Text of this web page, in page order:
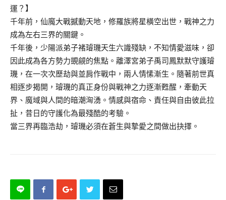
運？】
千年前，仙魔大戰撼動天地，修羅族將星橫空出世，戰神之力
成為左右三界的關鍵。
千年後，少陽派弟子褚璿璣天生六識殘缺，不知情愛滋味，卻
因此成為各方勢力覬覦的焦點。離澤宮弟子禹司鳳默默守護璿
璣，在一次次歷劫與並肩作戰中，兩人情愫漸生。隨著前世真
相逐步揭開，璿璣的真正身份與戰神之力逐漸甦醒，牽動天
界、魔域與人間的暗潮洶湧。情感與宿命、責任與自由彼此拉
扯，昔日的守護化為最殘酷的考驗。
當三界再臨浩劫，璿璣必須在蒼生與摯愛之間做出抉擇。